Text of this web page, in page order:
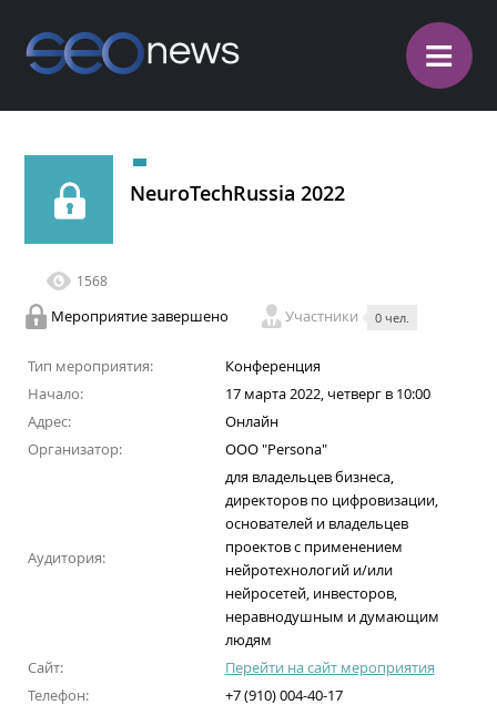
≡
NeuroTechRussia 2022
1568
Мероприятие завершено Участники 0 чел.
Тип мероприятия:
Конференция
Начало:
17 марта 2022, четверг в 10:00
Адрес:
Онлайн
Организатор:
ООО "Persona"
Аудитория:
для владельцев бизнеса,
директоров по цифровизации,
основателей и владельцев
проектов с применением
нейротехнологий и/или
нейросетей, инвесторов,
неравнодушным и думающим
людям
Сайт:
Перейти на сайт мероприятия
Телефон:
+7 (910) 004-40-17